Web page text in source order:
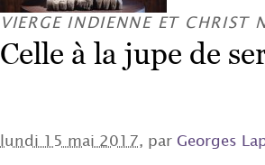
VIERGE INDIENNE ET CHRIST
Celle à la jupe de
lundi 15 mai 2017, par Georges